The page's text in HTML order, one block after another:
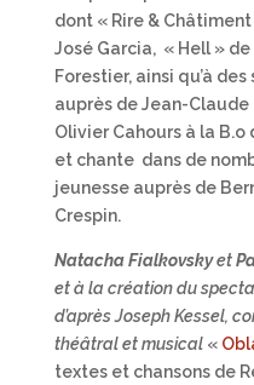
dont « Rire &
José Garcia, « Hell »
Forestier, ainsi qu’à
auprès de Jean-
Olivier Cahours à la
et chante dans de
jeunesse auprès de
Crespin.
Natacha Fialkovskyet
et à la création du
d’après Joseph Kessel,
théâtral et musical«
textes et chansons de